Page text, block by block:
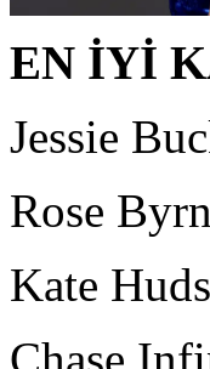
EN İYİ
Jessie
Rose
Kate
Chase